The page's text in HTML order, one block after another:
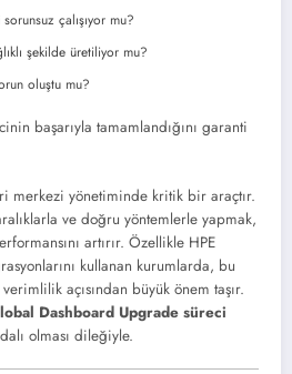
sorunsuz çalışıyor mu?
şekilde üretiliyor mu?
oluştu mu?
başarıyla tamamlandığını garanti
merkezi yönetiminde kritik bir araçtır.
ve doğru yöntemlerle yapmak,
artırır. Özellikle HPE
kullanan kurumlarda, bu
açısından büyük önem taşır.
Dashboard Upgrade süreci
olması dileğiyle.